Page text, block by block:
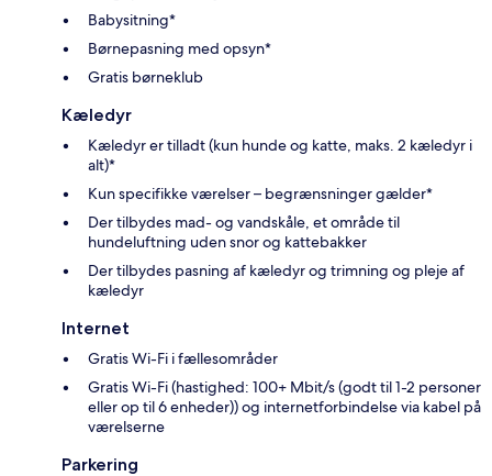
Babysitning*
Børnepasning med opsyn*
Gratis børneklub
Kæledyr
Kæledyr er tilladt (kun hunde og katte, maks. 2 kæledyr i
alt)*
Kun specifikke værelser – begrænsninger gælder*
Der tilbydes mad- og vandskåle, et område til
hundeluftning uden snor og kattebakker
Der tilbydes pasning af kæledyr og trimning og pleje af
kæledyr
Internet
Gratis Wi-Fi i fællesområder
Gratis Wi-Fi (hastighed: 100+ Mbit/s (godt til 1-2 personer
eller op til 6 enheder)) og internetforbindelse via kabel på
værelserne
Parkering